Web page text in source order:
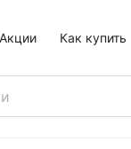
Акции Как купить